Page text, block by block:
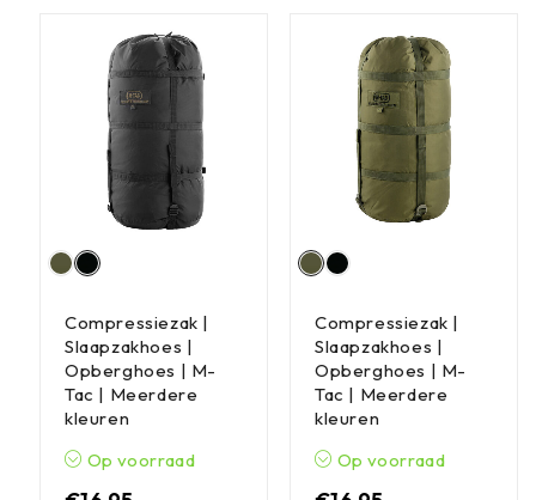
Compressiezak |
Slaapzakhoes |
Opberghoes | M-
Tac | Meerdere
kleuren
Op voorraad
Compressiezak |
Slaapzakhoes |
Opberghoes | M-
Tac | Meerdere
kleuren
Op voorraad